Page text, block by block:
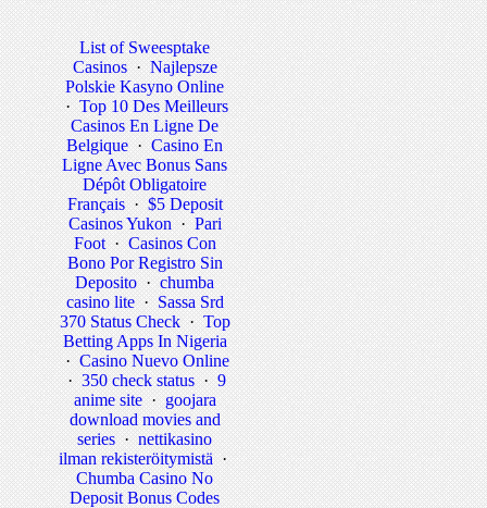
List of Sweesptake
Casinos·Najlepsze
Polskie Kasyno Online
·Top 10 Des Meilleurs
Casinos En Ligne De
Belgique·Casino En
Ligne Avec Bonus Sans
Dépôt Obligatoire
Français·$5 Deposit
Casinos Yukon·Pari
Foot· Casinos Con
Bono Por Registro Sin
Deposito·chumba
casino lite·Sassa Srd
370 Status Check·Top
Betting Apps In Nigeria
·Casino Nuevo Online
·350 check status·9
anime site·goojara
download movies and
series·nettikasino
ilman rekisteröitymistä·
Chumba Casino No
Deposit Bonus Codes